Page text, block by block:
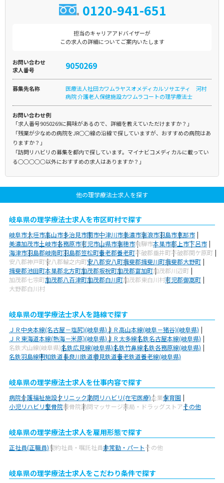
0120-941-651
担当のキャリアアドバイザーが
この求人の詳細についてご案内いたします
お問い合わせ
求人番号
9050269
募集先名称
医療法人社団カワムラヤスオメディカルソサエティ 河村
病院 介護老人保健施設カワムラコートの理学療法士
お問い合わせ例
「求人番号9050269に興味があるので、詳細を教えていただけますか？」
「残業が少なめの病院をJR○○線の沿線で探していますが、おすすめの病院はあ
りますか？」
「訪問リハビリの募集を都内で探しています。マイナビコメディカルに載ってい
る○○○○○以外におすすめの求人はありますか？」
他の理学療法士求人を探す
岐阜県の理学療法士求人を市区町村で探す
岐阜市大垣市高山市多治見市関市中津川市美濃市瑞浪市羽島市恵那市
美濃加茂市土岐市各務原市可児市山県市瑞穂市飛騨市本巣市郡上市下呂市
海津市羽島郡岐南町羽島郡笠松町養老郡養老町不破郡垂井町不破郡関ケ原町
安八郡神戸町安八郡輪之内町安八郡安八町揖斐郡揖斐川町揖斐郡大野町
揖斐郡池田町本巣郡北方町加茂郡坂祝町加茂郡富加町加茂郡川辺町
加茂郡七宗町加茂郡八百津町加茂郡白川町加茂郡東白川村可児郡御嵩町
大野郡白川村
岐阜県の理学療法士求人を路線で探す
ＪＲ中央本線(名古屋－塩尻)(岐阜県)ＪＲ高山本線(岐阜－猪谷)(岐阜県)
ＪＲ東海道本線(熱海－米原)(岐阜県)ＪＲ太多線名鉄名古屋本線(岐阜県)
名鉄犬山線(岐阜県)名鉄広見線(岐阜県)名鉄竹鼻線名鉄各務原線(岐阜県)
名鉄羽島線明知鉄道長良川鉄道樽見鉄道養老鉄道養老線(岐阜県)
岐阜県の理学療法士求人を仕事内容で探す
病院介護福祉施設クリニック訪問リハビリ(在宅医療)企業保育園
小児リハビリ整骨院接骨院訪問マッサージ薬局・ドラッグストアその他
岐阜県の理学療法士求人を雇用形態で探す
正社員(正職員)契約社員・嘱託社員非常勤・パートその他
岐阜県の理学療法士求人をこだわり条件で探す